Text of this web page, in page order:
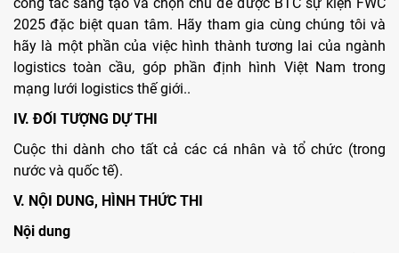
2025 đặc biệt quan tâm. Hãy tham gia cùng chúng tôi và
hãy là một phần của việc hình thành tương lai của ngành
logistics toàn cầu, góp phần định hình Việt Nam trong
mạng lưới logistics thế giới..
IV. ĐỐI TƯỢNG DỰ THI
Cuộc thi dành cho tất cả các cá nhân và tổ chức (trong
nước và quốc tế).
V. NỘI DUNG, HÌNH THỨC THI
Nội dung